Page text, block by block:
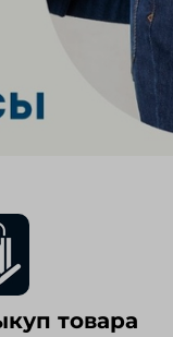
товара